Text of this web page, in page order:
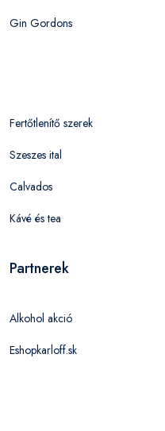
Gin Gordons
Fertőtlenítő szerek
Szeszes ital
Calvados
Kávé és tea
Partnerek
Alkohol akció
Eshopkarloff.sk